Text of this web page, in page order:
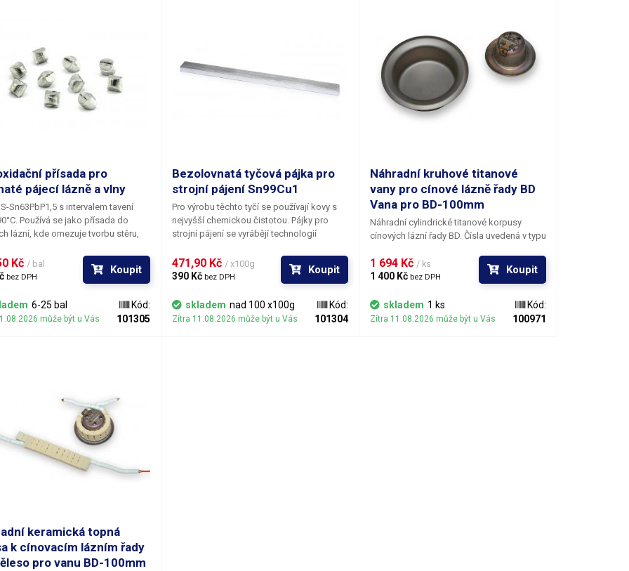
přísada pro
pájecí lázně a vlny
Sn63PbP1,5 s intervalem tavení
Používá se jako přísada do
lázní, kde omezuje tvorbu stěru,
Směs s přídavkem fosforu
redukuje vznik strusky v pájecích
cínovacích lázních. Tvorba oxidů je s
přísadou omezena zhruba na
což znamená poloviční odpad
slitiny při stírání zoxidované vrstvy z
Kč / bal
bez DPH
Koupit
6-25 bal
může být u Vás
Kód:
101305
Bezolovnatá tyčová pájka pro
strojní pájení Sn99Cu1
Pro výrobu těchto tyčí se používají kovy s
nejvyšší chemickou čistotou. Pájky pro
strojní pájení se vyrábějí technologií
zpracovávaných výrobků. Tento postup
zaručuje, že vyráběné tyče mají velmi
dobrou smáčivost, rychlost pájení a snižuje
se spotřeba pájky. Pájecí eutektická slitina
Sn99Cu1 je nejekonomičtější volbou pro
přechod na bezolovnatý proces v oboru
471,90 Kč / x100g
390 Kč bez DPH
Koupit
skladem nad 100 x100g
Zítra 11.08.2026 může být u Vás
Kód:
101304
Náhradní kruhové titanové
vany pro cínové lázně řady BD
Vana pro BD-100mm
Náhradní cylindrické titanové korpusy
cínových lázní řady BD. Čísla uvedená v typu
průměr kalichu: 36, 50, 80, 100 mm.
1 694 Kč / ks
1 400 Kč bez DPH
Koupit
skladem 1 ks
Zítra 11.08.2026 může být u Vás
Kód:
100971
keramická topná
k cínovacím lázním řady
pro vanu BD-100mm